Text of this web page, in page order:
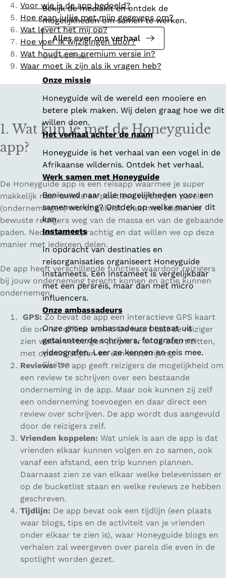
Bekijk de mediakit en ontdek de
mogelijkheden om samen te werken.
Alles over ons verhaal
Ons verhaal
Onze missie
Honeyguide wil de wereld een mooiere en
betere plek maken. Wij delen graag hoe we dit
willen doen.
Het verhaal achter de naam
Honeyguide is het verhaal van een vogel in de
Afrikaanse wildernis. Ontdek het verhaal.
Werk samen met Honeyguide
Benieuwd naar alle mogelijkheden voor een
samenwerking? Ontdek op welke manier dit
kan.
Instameets
In opdracht van destinaties en
reisorganisaties organiseert Honeyguide
Instameets. Een Instameet is vergelijkbaar
met een persreis, maar dan met micro
influencers.
Onze ambassadeurs
Onze groep ambassadeurs bestaat uit
getalenteerde schrijvers, fotografen en
videografen. Leer ze kennen en reis mee.
Sluiten
Voor wie is de app bedoeld?
Hoe gaan jullie met mijn gegevens om?
Wat levert het mij op?
Hoe voer ik wijzigingen door?
Wat houdt een premium versie in?
Waar moet ik zijn als ik vragen heb?
1. Wat kun je met de Honeyguide
app?
De Honeyguide app is een reisapp waarmee je super
makkelijk naar unieke en positieve verborgen parels
(ondernemingen) wordt geleidt. Daarmee leiden we
bewuste reizigers weg van de massa en van de gebaande
paden. Nederland is prachtig en dat willen we op deze
manier met iedereen delen.
De app heeft verschillende functies waardoor reizigers
bij jouw onderneming terecht komen en actie kunnen
ondernemen.
GPS:Zo bevat de app een interactieve GPS kaart
die on- en offline werkt. De kaart laat de reiziger
zien welke verborgen parels er in de buurt zitten,
met openingstijden en een beschrijving.
Reviews:De app geeft reizigers de mogelijkheid om
een review te schrijven over een bestaande
onderneming in de app. Maar ook kunnen zij zelf
een onderneming toevoegen en daar direct een
review over schrijven. De app wordt dus aangevuld
door de reizigers zelf.
Vrienden koppelen: Wat uniek is aan de app is dat
vrienden elkaar kunnen volgen en zo samen, ook
vanaf een afstand, een trip kunnen plannen.
Daarnaast zien ze van elkaar welke belevenissen er
op de bucketlist staan en welke reviews ze hebben
geschreven.
Tijdlijn: De app bevat ook een tijdlijn (een plaats
waar blogs, tips en de activiteit van je vrienden
onder elkaar te zien is), waar Honeyguide blogs en
verhalen zal weergeven over parels die even in de
spotlight worden gezet.